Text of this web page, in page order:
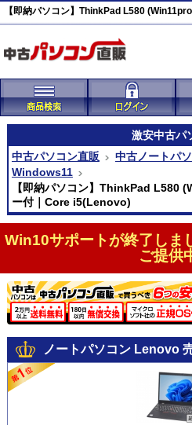
激安中古パ
中古パソコン直販
中古ノートパ
Windows11
【即納パソコン】ThinkPad
ー付｜Core i5(Lenovo)
Win10サポートが終了しま
ご提供
ノートパソコン Lenovo